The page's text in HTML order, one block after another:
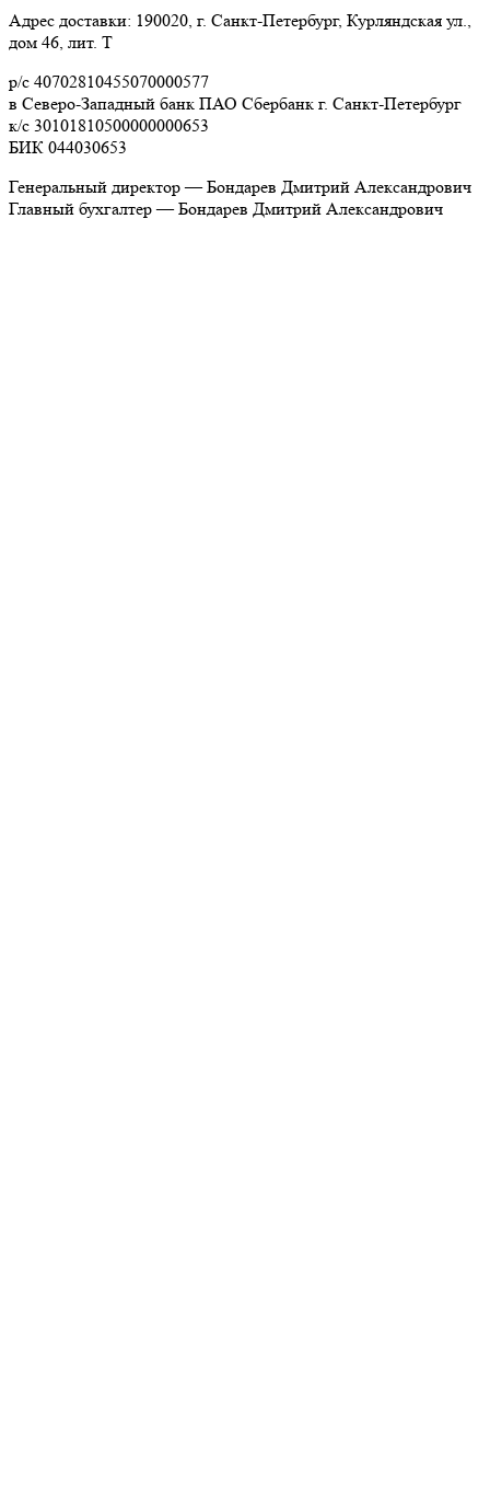
Адрес доставки: 190020, г. Санкт-Петербург, Курляндская ул.,
дом 46, лит. Т
р/с 40702810455070000577
в Северо-Западный банк ПАО Сбербанк г. Санкт-Петербург
к/с 30101810500000000653
БИК 044030653
Генеральный директор — Бондарев Дмитрий Александрович
Главный бухгалтер — Бондарев Дмитрий Александрович